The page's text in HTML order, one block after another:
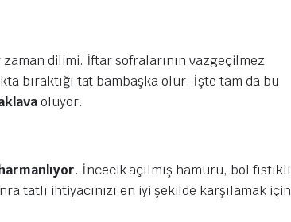
dilimi. İftar sofralarının vazgeçilmez
bıraktığı tat bambaşka olur. İşte tam da bu
oluyor.
. İncecik açılmış hamuru, bol fıstıklı
tatlı ihtiyacınızı en iyi şekilde karşılamak için